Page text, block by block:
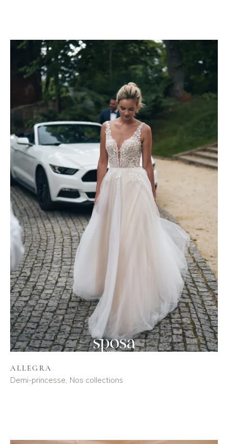
ALLEGRA
Demi-princesse Nos collections